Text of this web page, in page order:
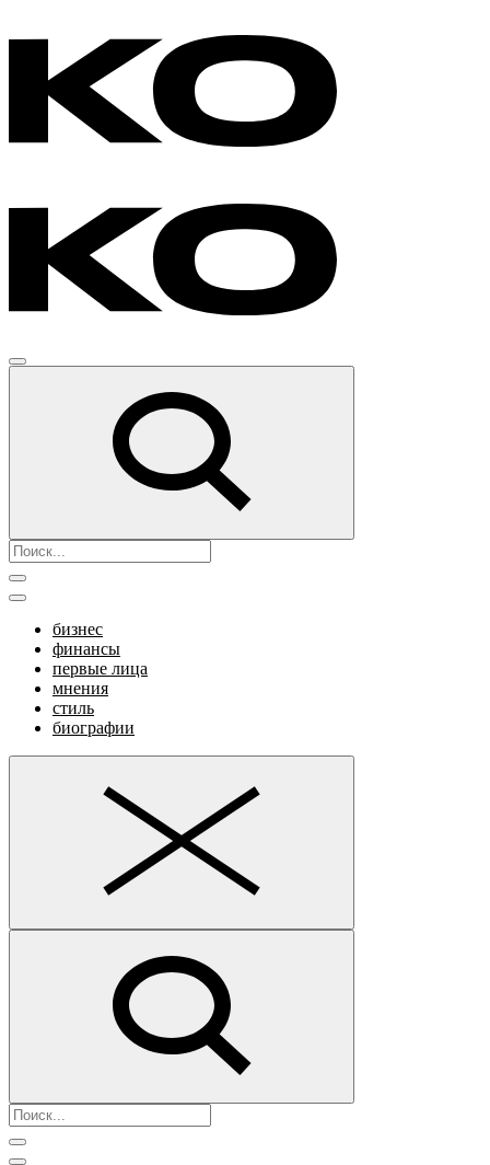
бизнес
финансы
первые лица
мнения
стиль
биографии